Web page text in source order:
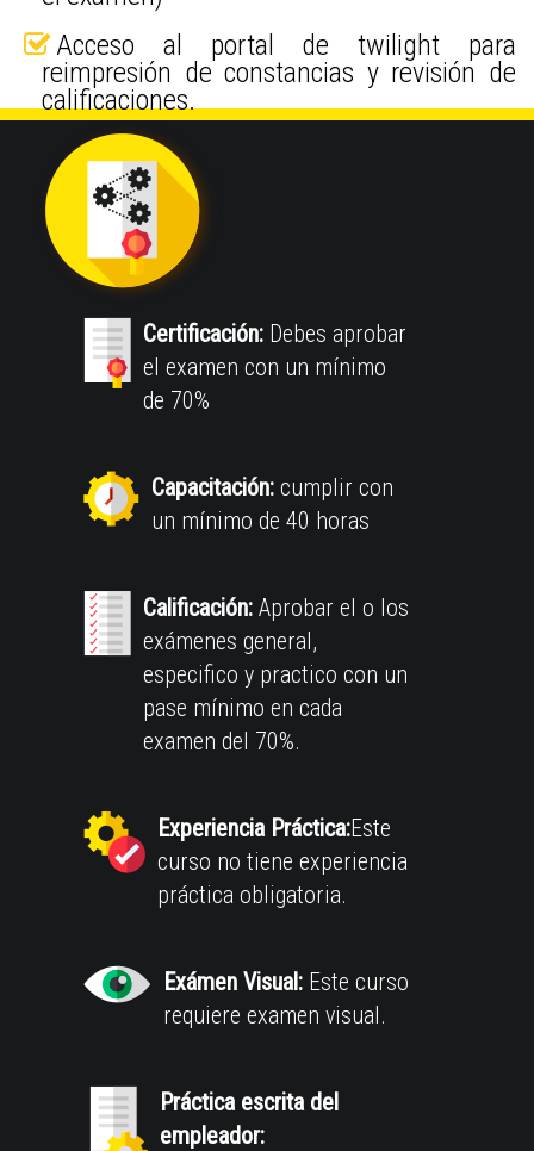
Acceso al portal de twilight para
reimpresión de constancias y revisión de
calificaciones.
Certificación: Debes aprobar
el examen con un mínimo
de 70%
Capacitación: cumplir con
un mínimo de 40 horas
Calificación: Aprobar el o los
exámenes general,
especifico y practico con un
pase mínimo en cada
examen del 70%.
Experiencia Práctica:Este
curso no tiene experiencia
práctica obligatoria.
Exámen Visual: Este curso
requiere examen visual.
Práctica escrita del
empleador: